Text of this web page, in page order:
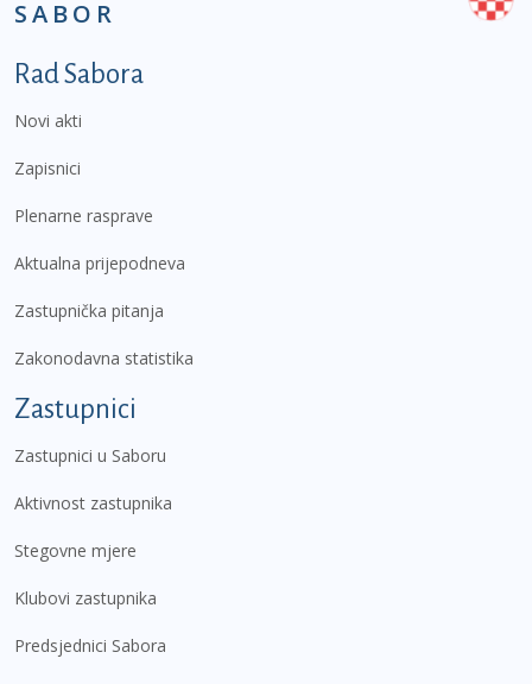
SABOR
Podnožje prvi izbornik
Rad Sabora
Novi akti
Zapisnici
Plenarne rasprave
Aktualna prijepodneva
Zastupnička pitanja
Zakonodavna statistika
Zastupnici
Zastupnici u Saboru
Aktivnost zastupnika
Stegovne mjere
Klubovi zastupnika
Predsjednici Sabora